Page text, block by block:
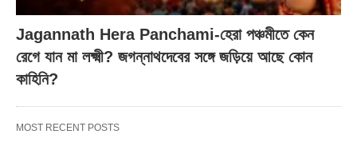
Jagannath Hera Panchami-হেরা পঞ্চমীতে কেন
রেগে যান মা লক্ষ্মী? জগন্নাথদেবের সঙ্গে জড়িয়ে আছে কোন
কাহিনি?
MOST RECENT POSTS